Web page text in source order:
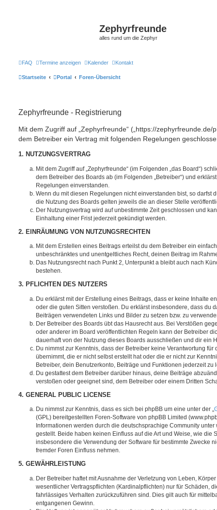
Zephyrfreunde
alles rund um die Zephyr
FAQ Termine anzeigen Kalender Kontakt
Startseite Portal Foren-Übersicht
Zephyrfreunde - Registrierung
Mit dem Zugriff auf „Zephyrfreunde“ („https://zephyrfreunde.de/
dem Betreiber ein Vertrag mit folgenden Regelungen
1. NUTZUNGSVERTRAG
Mit dem Zugriff auf „Zephyrfreunde“ (im Folgenden „das Board“)
dem Betreiber des Boards ab (im Folgenden „Betreiber“) und
Regelungen einverstanden.
Wenn du mit diesen Regelungen nicht einverstanden bist, so darfst
die Nutzung des Boards gelten jeweils die an dieser Stelle
Der Nutzungsvertrag wird auf unbestimmte Zeit geschlossen und
Einhaltung einer Frist jederzeit gekündigt werden.
2. EINRÄUMUNG VON NUTZUNGSRECHTEN
Mit dem Erstellen eines Beitrags erteilst du dem Betreiber ein
unbeschränktes und unentgeltliches Recht, deinen Beitrag im
Das Nutzungsrecht nach Punkt 2, Unterpunkt a bleibt auch nach
bestehen.
3. PFLICHTEN DES NUTZERS
Du erklärst mit der Erstellung eines Beitrags, dass er keine Inhalte
oder die guten Sitten verstoßen. Du erklärst insbesondere, dass du
Beiträgen verwendeten Links und Bilder zu setzen bzw. zu
Der Betreiber des Boards übt das Hausrecht aus. Bei Verstößen
oder anderer im Board veröffentlichten Regeln kann der Betreiber
dauerhaft von der Nutzung dieses Boards ausschließen und dir ein
Du nimmst zur Kenntnis, dass der Betreiber keine Verantwortung für
übernimmt, die er nicht selbst erstellt hat oder die er nicht zur
Betreiber, dein Benutzerkonto, Beiträge und Funktionen jederzeit zu
Du gestattest dem Betreiber darüber hinaus, deine Beiträge
verstoßen oder geeignet sind, dem Betreiber oder einem Dritten
4. GENERAL PUBLIC LICENSE
Du nimmst zur Kenntnis, dass es sich bei phpBB um eine unter der „
(GPL) bereitgestellten Foren-Software von phpBB Limited
Informationen werden durch die deutschsprachige Community
gestellt. Beide haben keinen Einfluss auf die Art und Weise, wie die
insbesondere die Verwendung der Software für bestimmte Zwecke
fremder Foren Einfluss nehmen.
5. GEWÄHRLEISTUNG
Der Betreiber haftet mit Ausnahme der Verletzung von Leben,
wesentlicher Vertragspflichten (Kardinalpflichten) nur für Schäden,
fahrlässiges Verhalten zurückzuführen sind. Dies gilt auch für
entgangenen Gewinn.